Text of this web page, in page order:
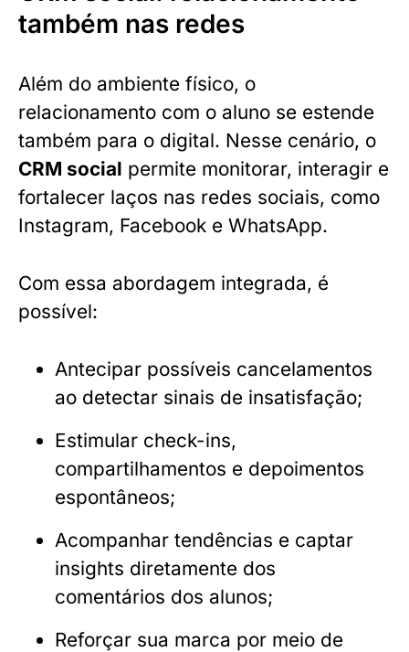
também nas redes
Além do ambiente físico, o
relacionamento com o aluno se estende
também para o digital. Nesse cenário, o
CRM social permite monitorar, interagir e
fortalecer laços nas redes sociais, como
Instagram, Facebook e WhatsApp.
Com essa abordagem integrada, é
possível:
Antecipar possíveis cancelamentos
ao detectar sinais de insatisfação;
Estimular check-ins,
compartilhamentos e depoimentos
espontâneos;
Acompanhar tendências e captar
insights diretamente dos
comentários dos alunos;
Reforçar sua marca por meio de